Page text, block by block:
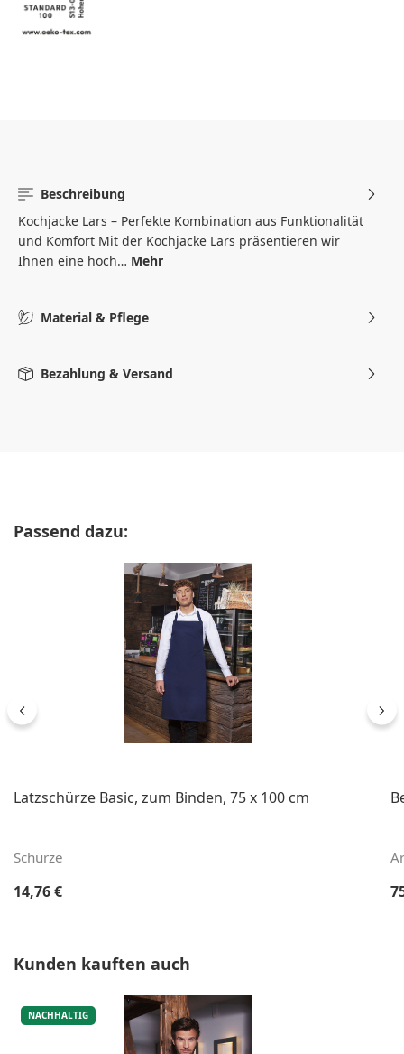
Beschreibung
Kochjacke Lars – Perfekte Kombination aus Funktionalität
und Komfort Mit der Kochjacke Lars präsentieren wir
Ihnen eine hoch… Mehr
Material & Pflege
Bezahlung & Versand
Produktgalerie überspringen
Passend dazu:
Latzschürze Basic, zum Binden, 75 x 100 cm
Schürze
Regulärer Preis:
14,76 €
Produktgalerie überspringen
Kunden kauften auch
NACHHALTIG